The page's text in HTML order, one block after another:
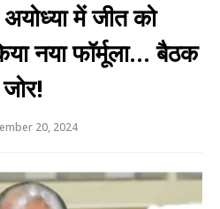
में जीत को
नया फॉर्मूला... बैठक
20, 2024